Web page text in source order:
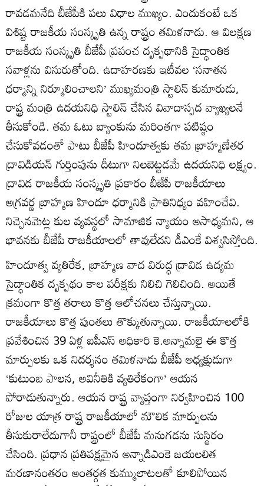
రావడమనేది బీజేపీకి పలు విధాల ముఖ్యం. ఎందుకంటే ఒక
విశిష్ట రాజకీయ సంస్కృతి ఉన్న రాష్ట్రం తమిళనాడు. ఆ విలక్షణ
రాజకీయ సంస్కృతి బీజేపీ ప్రపంచ దృక్పథానికి సైద్ధాంతిక
సవాళ్లను విసురుతోంది. ఉదాహరణకు ఇటీవల ‘సనాతన
ధర్మాన్ని నిర్మూలించాలని’ ముఖ్యమంత్రి స్టాలిన్ కుమారుడు,
రాష్ట్ర మంత్రి ఉదయనిధి స్టాలిన్ చేసిన వివాదాస్పద వ్యాఖ్యలనే
తీసుకోండి. తమ ఓటు బ్యాంకును మరింతగా పటిష్ఠం
చేసుకోవడంతో పాటు బీజేపీ హిందూత్వకు తమ బ్రాహ్మణేతర
ద్రావిడియన్ గుర్తింపును దీటుగా నిలబెట్టడమే ఉదయనిధి లక్ష్యం.
ద్రావిడ రాజకీయ సంస్కృతి ప్రకారం బీజేపీ రాజకీయాలు
అగ్రవర్ణ బ్రాహ్మణ హిందూ ధర్మానికి ప్రాతినిధ్యం వహించేవి.
నిచ్చెనమెట్ల కుల వ్యవస్థలో సామాజిక న్యాయం అసాధ్యమని, ఆ
భావనకు బీజేపీ రాజకీయాలలో తావులేదని డీఎంకే విశ్వసిస్తోంది.
హిందూత్వ వ్యతిరేక, బ్రాహ్మణ వాద విరుద్ధ ద్రావిడ ఉద్యమ
సైద్ధాంతిక దృక్పథం కాల పరీక్షకు నిలిచి గెలిచింది. అయితే
క్రమంగా కొత్త తరాలు కొత్త ఆలోచనలు చేస్తున్నాయి.
రాజకీయాలు కొత్త పుంతలు తొక్కుతున్నాయి. రాజకీయాలలోకి
ప్రవేశించిన 39 ఏళ్ల ఐపీఎస్ అధికారి కె.అన్నామలై ఈ కొత్త
మార్పులకు ఒక నిదర్శనం తమిళనాడు బీజేపీ అధ్యక్షుడుగా
‘కుటుంబ పాలన, అవినీతికి వ్యతిరేకంగా’ ఆయన
పోరాడుతున్నారు. ఆయన రాష్ట్ర వ్యాప్తంగా నిర్వహించిన 100
రోజుల యాత్ర రాష్ట్ర రాజకీయాలో మౌలిక మార్పులను
తీసుకురాలేదుగానీ రాష్ట్రంలో బీజేపీ మనుగడను సుస్థిరం
చేసింది. ప్రధాన ప్రతిపక్షమైన అన్నాడిఎంకె జయలలిత
మరణానంతరం అంతర్గత కుమ్ములాటలతో కూలిపోయిన